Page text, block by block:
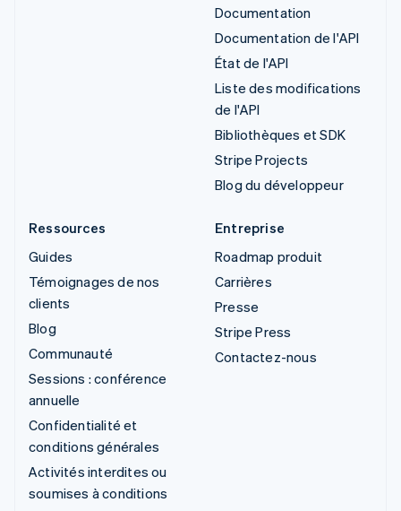
Documentation
Documentation de l'API
État de l'API
Liste des modifications
de l'API
Bibliothèques et SDK
Stripe Projects
Blog du développeur
Ressources
Guides
Témoignages de nos
clients
Blog
Communauté
Sessions : conférence
annuelle
Confidentialité et
conditions générales
Activités interdites ou
soumises à conditions
Entreprise
Roadmap produit
Carrières
Presse
Stripe Press
Contactez-nous